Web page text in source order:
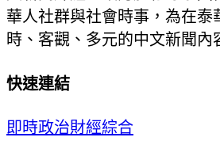
華人社群與社會時事，為在泰
時、客觀、多元的中文新聞內
快速連結
即時政治財經綜合